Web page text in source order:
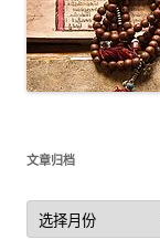
文章归档
文
章
归